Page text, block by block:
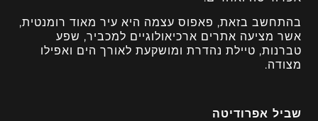
בהתחשב בזאת, פאפוס עצמה היא עיר מאוד רומנטית,
אשר מציעה אתרים ארכיאולוגיים למכביר, שפע
טברנות, טיילת נהדרת ומושקעת לאורך הים ואפילו
מצודה.
שביל אפרודיטה